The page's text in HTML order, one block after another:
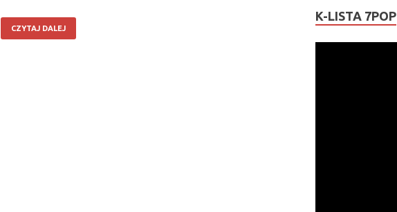
CZYTAJ DALEJ
K-LISTA 7POP